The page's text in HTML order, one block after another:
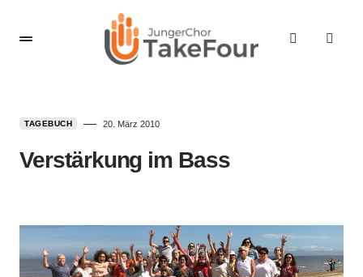
TAGEBUCH 20. März 2010
Verstärkung im Bass